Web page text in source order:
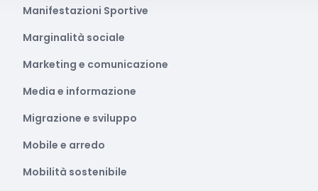
Manifestazioni Sportive
Marginalità sociale
Marketing e comunicazione
Media e informazione
Migrazione e sviluppo
Mobile e arredo
Mobilità sostenibile